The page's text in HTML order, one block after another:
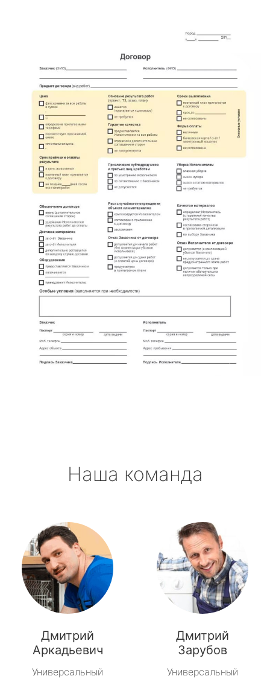
Наша команда
Дмитрий
Аркадьевич
Универсальный
Дмитрий
Зарубов
Универсальный